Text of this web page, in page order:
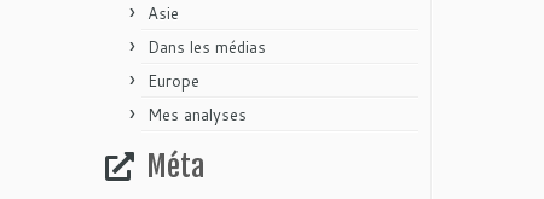
Asie
Dans les médias
Europe
Mes analyses
Méta